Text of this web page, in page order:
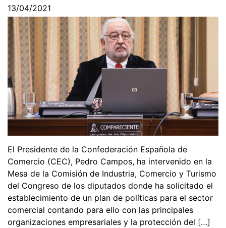
13/04/2021
El Presidente de la Confederación Española de
Comercio (CEC), Pedro Campos, ha intervenido en la
Mesa de la Comisión de Industria, Comercio y Turismo
del Congreso de los diputados donde ha solicitado el
establecimiento de un plan de políticas para el sector
comercial contando para ello con las principales
organizaciones empresariales y la protección del […]